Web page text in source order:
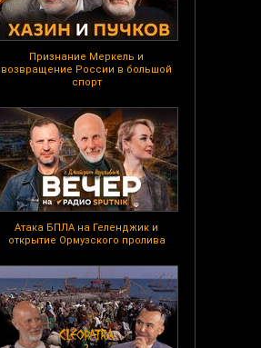
Признание Меркель и
возвращение России в большой
спорт
Атака БПЛА на Геленджик и
открытие Ормузского пролива